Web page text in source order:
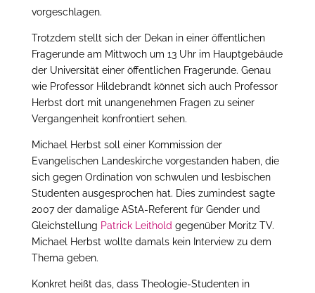
vorgeschlagen.
Trotzdem stellt sich der Dekan in einer öffentlichen
Fragerunde am Mittwoch um 13 Uhr im Hauptgebäude
der Universität einer öffentlichen Fragerunde. Genau
wie Professor Hildebrandt könnet sich auch Professor
Herbst dort mit unangenehmen Fragen zu seiner
Vergangenheit konfrontiert sehen.
Michael Herbst soll einer Kommission der
Evangelischen Landeskirche vorgestanden haben, die
sich gegen Ordination von schwulen und lesbischen
Studenten ausgesprochen hat. Dies zumindest sagte
2007 der damalige AStA-Referent für Gender und
Gleichstellung Patrick Leithold gegenüber Moritz TV.
Michael Herbst wollte damals kein Interview zu dem
Thema geben.
Konkret heißt das, dass Theologie-Studenten in